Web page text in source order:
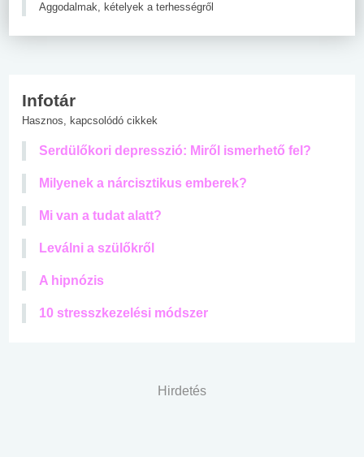
Aggodalmak, kételyek a terhességről
Infotár
Hasznos, kapcsolódó cikkek
Serdülőkori depresszió: Miről ismerhető fel?
Milyenek a nárcisztikus emberek?
Mi van a tudat alatt?
Leválni a szülőkről
A hipnózis
10 stresszkezelési módszer
Hirdetés